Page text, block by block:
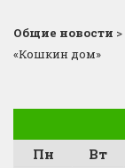
Общие новости >
«Кошкин дом»
Пн
Вт